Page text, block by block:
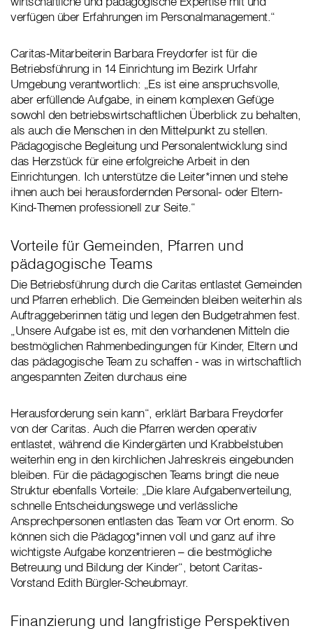
verfügen über Erfahrungen im Personalmanagement.“
Caritas-Mitarbeiterin Barbara Freydorfer ist für die
Betriebsführung in 14 Einrichtung im Bezirk Urfahr
Umgebung verantwortlich: „Es ist eine anspruchsvolle,
aber erfüllende Aufgabe, in einem komplexen Gefüge
sowohl den betriebswirtschaftlichen Überblick zu behalten,
als auch die Menschen in den Mittelpunkt zu stellen.
Pädagogische Begleitung und Personalentwicklung sind
das Herzstück für eine erfolgreiche Arbeit in den
Einrichtungen. Ich unterstütze die Leiter*innen und stehe
ihnen auch bei herausfordernden Personal- oder Eltern-
Kind-Themen professionell zur Seite.“
Vorteile für Gemeinden, Pfarren und
pädagogische Teams
Die Betriebsführung durch die Caritas entlastet Gemeinden
und Pfarren erheblich. Die Gemeinden bleiben weiterhin als
Auftraggeberinnen tätig und legen den Budgetrahmen fest.
„Unsere Aufgabe ist es, mit den vorhandenen Mitteln die
bestmöglichen Rahmenbedingungen für Kinder, Eltern und
das pädagogische Team zu schaffen - was in wirtschaftlich
angespannten Zeiten durchaus eine
Herausforderung sein kann“, erklärt Barbara Freydorfer
von der Caritas. Auch die Pfarren werden operativ
entlastet, während die Kindergärten und Krabbelstuben
weiterhin eng in den kirchlichen Jahreskreis eingebunden
bleiben. Für die pädagogischen Teams bringt die neue
Struktur ebenfalls Vorteile: „Die klare Aufgabenverteilung,
schnelle Entscheidungswege und verlässliche
Ansprechpersonen entlasten das Team vor Ort enorm. So
können sich die Pädagog*innen voll und ganz auf ihre
wichtigste Aufgabe konzentrieren – die bestmögliche
Betreuung und Bildung der Kinder“, betont Caritas-
Vorstand Edith Bürgler-Scheubmayr.
Finanzierung und langfristige Perspektiven